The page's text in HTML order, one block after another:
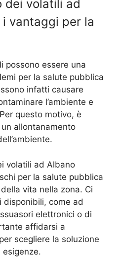
dei volatili ad
vantaggi per la
possono essere una
per la salute pubblica
infatti causare
l’ambiente e
questo motivo, è
allontanamento
volatili ad Albano
per la salute pubblica
vita nella zona. Ci
disponibili, come ad
elettronici o di
affidarsi a
scegliere la soluzione